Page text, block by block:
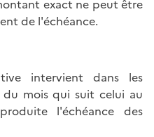
exact ne peut être
de l'échéance.
intervient dans les
mois qui suit celui au
l'échéance des